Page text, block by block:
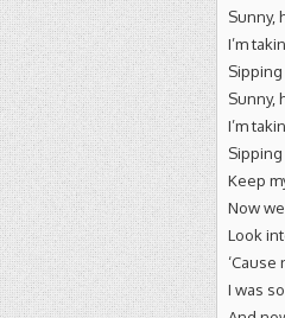
Sunny,
I’m
Sunny,
I’m
Keep
Now
Look
I was